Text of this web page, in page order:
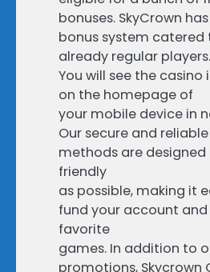
bonuses. SkyCrown
bonus system catered
already regular players.
You will see the
on the homepage of
your mobile device in
Our secure and
methods are designed
friendly
as possible, making it
fund your account and
favorite
games. In addition to
promotions, Skycrown